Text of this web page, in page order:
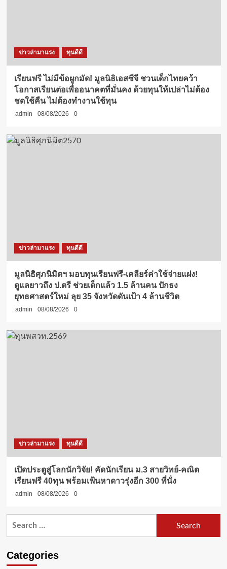
ข่าวล่ามาแรง ทุนดีดี
เรียนฟรี ไม่มีข้อผูกมัด! มูลนิธิเอสซีจี ชวนเด็กไทยคว้า
โอกาสเรียนต่อเพื่ออนาคตที่มั่นคง ด้วยทุนให้เปล่าไม่ต้อง
ชดใช้คืน ไม่ต้องทำงานใช้ทุน
admin 08/08/2026 0
ข่าวล่ามาแรง ทุนดีดี
มูลนิธิศุภนิมิตฯ มอบทุนเรียนฟรี-เคลียร์ค่าใช้จ่ายแฝง!
ดูแลยาวถึง ป.ตรี ช่วยเด็กแล้ว 1.5 ล้านคน ปักธง
ยุทธศาสตร์ใหม่ ลุย 35 จังหวัดดันเป้า 4 ล้านชีวิต
admin 08/08/2026 0
ข่าวล่ามาแรง ทุนดีดี
เปิดประตูสู่โลกนักวิจัย! คัดนักเรียน ม.3 สายวิทย์-คณิต
เรียนฟรี 40ทุน พร้อมเฟ้นหาดาวรุ่งอีก 300 ที่นั่ง
admin 08/08/2026 0
Categories